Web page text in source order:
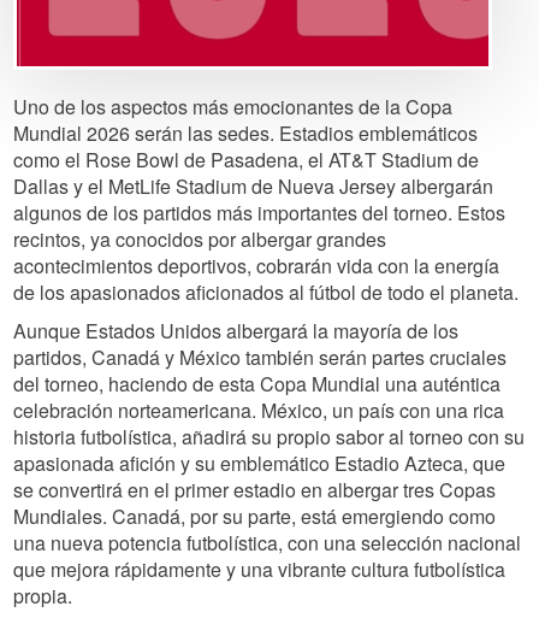
Uno de los aspectos más emocionantes de la Copa
Mundial 2026 serán las sedes. Estadios emblemáticos
como el Rose Bowl de Pasadena, el AT&T Stadium de
Dallas y el MetLife Stadium de Nueva Jersey albergarán
algunos de los partidos más importantes del torneo. Estos
recintos, ya conocidos por albergar grandes
acontecimientos deportivos, cobrarán vida con la energía
de los apasionados aficionados al fútbol de todo el planeta.
Aunque Estados Unidos albergará la mayoría de los
partidos, Canadá y México también serán partes cruciales
del torneo, haciendo de esta Copa Mundial una auténtica
celebración norteamericana. México, un país con una rica
historia futbolística, añadirá su propio sabor al torneo con su
apasionada afición y su emblemático Estadio Azteca, que
se convertirá en el primer estadio en albergar tres Copas
Mundiales. Canadá, por su parte, está emergiendo como
una nueva potencia futbolística, con una selección nacional
que mejora rápidamente y una vibrante cultura futbolística
propia.